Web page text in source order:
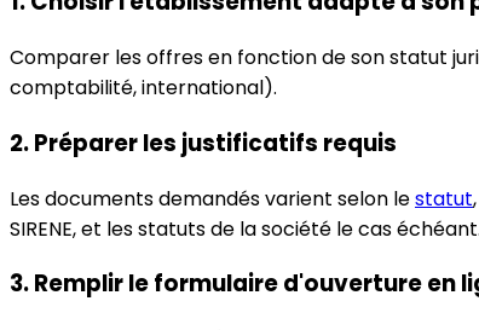
Comparer les offres en fonction de son statut
comptabilité, international).
2. Préparer les justificatifs requis
Les documents demandés varient selon lestatut
SIRENE, et les statuts de la société le cas échéant.
3. Remplir le formulaire d'ouverture en